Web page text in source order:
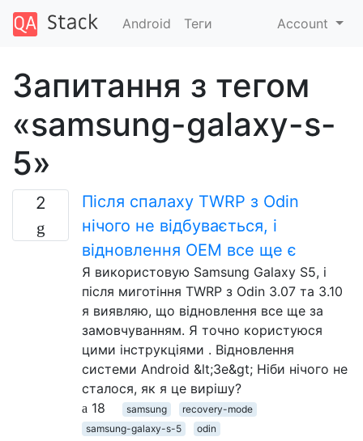
Android Теги Account
Запитання з тегом
«samsung-galaxy-s-
5»
2
Після спалаху TWRP з Odin
нічого не відбувається, і
відновлення OEM все ще є
Я використовую Samsung Galaxy S5, і
після миготіння TWRP з Odin 3.07 та 3.10
я виявляю, що відновлення все ще за
замовчуванням. Я точно користуюся
цими інструкціями . Відновлення
системи Android &lt;3e&gt; Ніби нічого не
сталося, як я це вирішу?
18
samsung
recovery-mode
samsung-galaxy-s-5
odin